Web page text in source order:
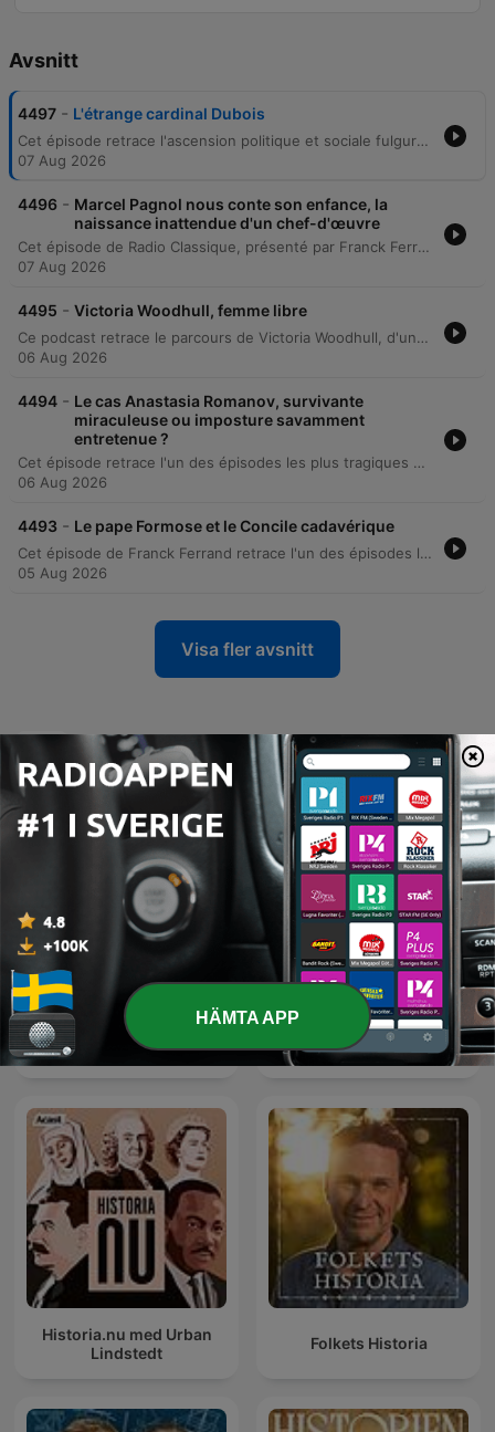
Avsnitt
4497 - L'étrange cardinal Dubois
Cet épisode retrace l'ascension politique et sociale fulgurante de Guillaume Dubois, d'un fils d'apothicaire devenu une figure indispensable de la Régence. À travers ses fonctions de précepteur puis de diplomate, il parvient à naviguer entre les intrigues de la cour pour s'imposer comme conseiller du Régent, avant d'atteindre le sommet du pouvoir en tant que cardinal et Premier ministre. Malgré son immense succès et son talent de tacticien, l'épisode explore également la fin tragique de ce manipulateur hors pair. Sa vie s'achève par un déclin physique douloureux et une mort suite à une opération chirurgicale, marquant la fin d'un parcours marqué par l'ambition et l'efficacité politique.
07 Aug 2026
4496 - Marcel Pagnol nous conte son enfance, la
naissance inattendue d'un chef-d'œuvre
Cet épisode de Radio Classique, présenté par Franck Ferrand, retrace la genèse littéraire de Marcel Pagnol et l'émergence de son œuvre emblématique, La Gloire de mon père. L'animateur explore la transition de l'auteur, passant du succès du théâtre et du cinéma à une redécouverte de la prose, déclenchée par une rencontre fortuite avec Hélène Lazareff. À travers une analyse sensible, le récit plonge dans les souvenirs d'enfance de Pagnol en Provence, évoquant la figure de son père instituteur, l'amour maternel d'Augustine et la richesse du langage provençal. L'épisode examine comment l'auteur a transformé ses souvenirs personnels et ses transgressions d'enfant en un monument de la littérature française, célébrant une Provence idéalisée et empreinte de tendresse.
07 Aug 2026
4495 - Victoria Woodhull, femme libre
Ce podcast retrace le parcours de Victoria Woodhull, d'une enfance mystique dans l'Ohio à son ascension en tant que figure emblématique du féminisme et du socialisme aux États-Unis. On découvre son évolution de voyante à agent de change à Wall Street, ainsi que ses actions politiques audacieuses pour le droit des femmes. L'épisode explore également sa trajectoire marquée par l'activisme radical, sa chute sociale et son emprisonnement. Après une période d'exil et un mariage avec un riche banquier, elle finit sa vie en retrait, ayant survécu jusqu'à l'obtention du droit de vote pour les femmes.
06 Aug 2026
4494 - Le cas Anastasia Romanov, survivante
miraculeuse ou imposture savamment
entretenue ?
Cet épisode retrace l'un des épisodes les plus tragiques et mystérieux de l'histoire du XXe siècle : le massacre de la famille Romanov à Yekaterinbourg en juillet 1918. Franck Ferrand explore les détails de l'exécution de Nicolas II, de son épouse Alexandra et de leurs enfants par les bolcheviques, ainsi que les enquêtes qui ont suivi. Le récit plonge ensuite dans le mystère Anna Anderson, une femme apparue à Berlin en 1920 et prétendant être la grande duchesse Anastasia. À travers les procès interminables, les enjeux financiers liés au patrimoine impérial et les analyses ADN contemporaines, l'émission examine la frontière ténue entre la survie miraculeuse et l'imposture orchestrée.
06 Aug 2026
4493 - Le pape Formose et le Concile cadavérique
Cet épisode de Franck Ferrand retrace l'un des épisodes les plus singuliers et macabres de l'histoire de la papauté : le concile cadavérique. À travers le destin du pape Formose, l'animateur décrit une période de chaos extrême à la fin du IXe siècle, marquée par une succession rapide de pontifes, des intrigues de palais vénimeuses et des luttes de pouvoir entre les dynasties carolingiennes et les familles romaines comme les de Spolette. L'histoire culmine avec l'exhumation, le procès posthume et la dégradation publique du cadavre de Formose par son successeur Étienne VI. Le récit explore les enjeux politiques et territoriaux de l'époque, où la papauté tente de maintenir son indépendance face aux ambitions impériales. Entre excommunications, empoisonnements et manipulations juridiques, ce portrait historique dévoile une Rome divisée et une institution plongée dans une instabilité profonde, où même la mort ne garantit pas la fin des poursuites judiciaires.
05 Aug 2026
Visa fler avsnitt
Fler Historia-poddar
Visa alla
Historiepodden
Harrisons dramatiska
historia
Historia.nu med Urban
Lindstedt
Folkets Historia
HÄMTA APP